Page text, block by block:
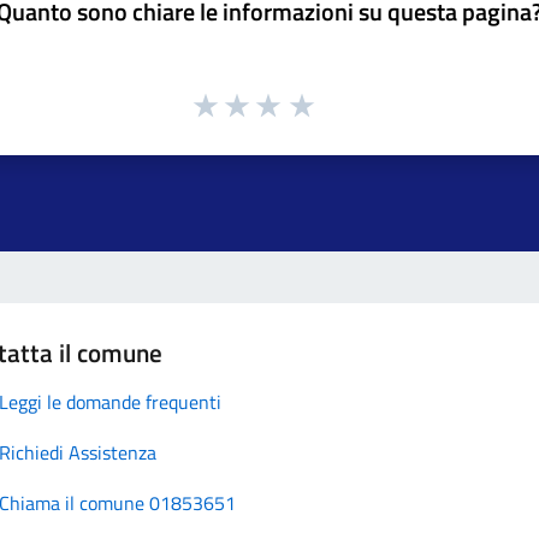
sono chiare le informazioni su questa
il comune
Leggi le domande frequenti
Richiedi Assistenza
Chiama il comune 01853651